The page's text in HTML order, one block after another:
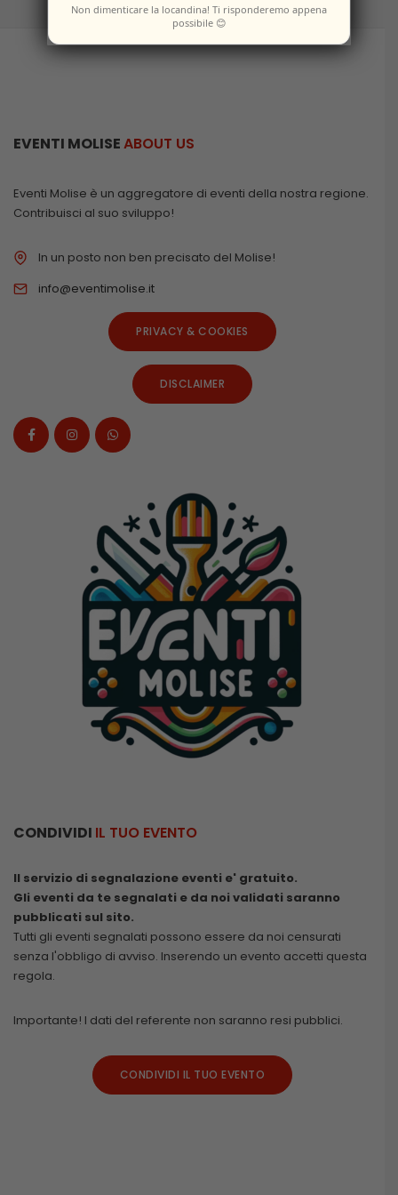
EVENTI MOLISEABOUT US
Eventi Molise è un aggregatore di eventi della nostra regione.
Contribuisci al suo sviluppo!
In un posto non ben precisato del Molise!
info@eventimolise.it
PRIVACY & COOKIES
DISCLAIMER
CONDIVIDI IL TUO EVENTO
Il servizio di segnalazione eventi e' gratuito.
Gli eventi da te segnalati e da noi validati saranno
pubblicati sul sito.
Tutti gli eventi segnalati possono essere da noi censurati
senza l'obbligo di avviso. Inserendo un evento accetti questa
regola.
Importante! I dati del referente non saranno resi pubblici.
CONDIVIDI IL TUO EVENTO
Non dimenticare la locandina! Ti risponderemo appena
possibile 😊